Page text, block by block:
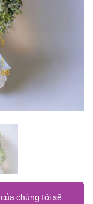
của chúng tôi sẽ